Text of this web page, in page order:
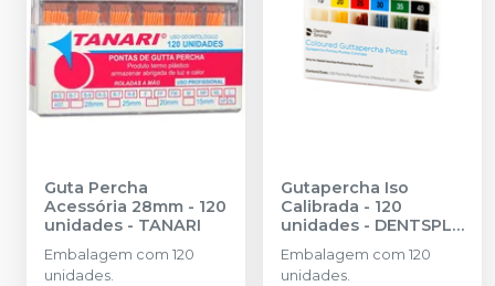
Guta Percha
Acessória 28mm - 120
unidades - TANARI
Embalagem com 120
unidades.
Gutapercha Iso
Calibrada - 120
unidades - DENTSPLY
SIRONA
Embalagem com 120
unidades.